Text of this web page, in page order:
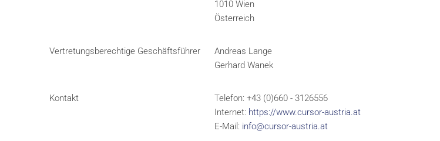
1010 Wien
Österreich
Vertretungsberechtige Geschäftsführer
Andreas Lange
Gerhard Wanek
Kontakt
Telefon: +43 (0)660 - 3126556
Internet: https://www.cursor-austria.at
E-Mail: info@cursor-austria.at